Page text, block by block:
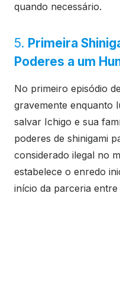
quando necessário.
5. Primeira
Poderes a um
No primeiro episódio de
gravemente enquanto
salvar Ichigo e sua
poderes de shinigami
considerado ilegal no
estabelece o enredo
início da parceria entre